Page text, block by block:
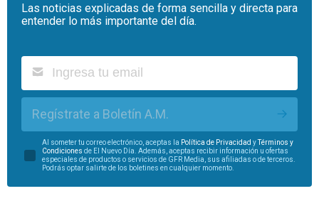
Las noticias explicadas de forma sencilla y directa para
entender lo más importante del día.
Regístrate a Boletín A.M.
Al someter tu correo electrónico, aceptas la Política de Privacidad yTérminos y
Condiciones de El Nuevo Día. Además, aceptas recibir información u ofertas
especiales de productos o servicios de GFR Media, sus afiliadas o de terceros.
Podrás optar salirte de los boletines en cualquier momento.